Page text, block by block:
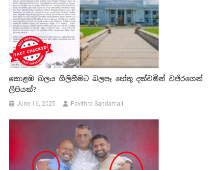
කොළඹ බලය ගිලිහීමට බලපෑ හේතු දක්වමින් වජිරගෙන්
ලිපියක්?
June 16, 2025 Pavithra Sandamali